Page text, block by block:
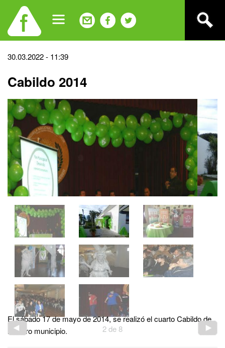
navigation
Back
top
30.03.2022 - 11:39
Cabildo 2014
2de 8
El sábado 17 de mayo de 2014, se realizó el cuarto Cabildo de
nuestro municipio.